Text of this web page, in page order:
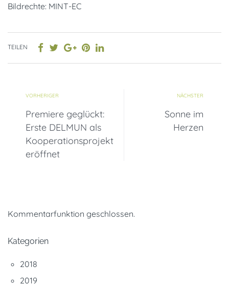
Bildrechte: MINT-EC
TEILEN
VORHERIGER
Premiere geglückt:
Erste DELMUN als
Kooperationsprojekt
eröffnet
NÄCHSTER
Sonne im
Herzen
Kommentarfunktion geschlossen.
Kategorien
2018
2019